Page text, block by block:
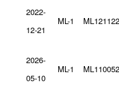
2022-
12-21
ML-1
2026-
05-10
ML-1